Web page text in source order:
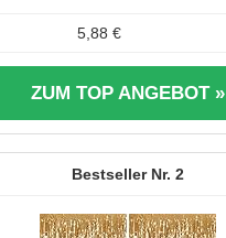
5,88 €
ZUM TOP ANGEBOT »
2